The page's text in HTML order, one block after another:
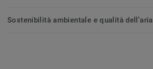
Sostenibilità ambientale e qualità dell'aria